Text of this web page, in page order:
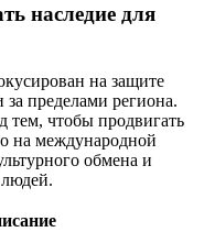
наследие для
на защите
за пределами региона.
тем, чтобы продвигать
на международной
обмена и